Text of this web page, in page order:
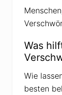
o
i
n
g
e
e
n
P
Was
Wie
besten